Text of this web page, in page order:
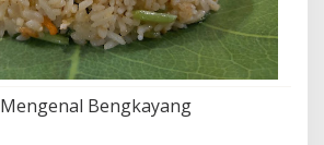
Mengenal Bengkayang